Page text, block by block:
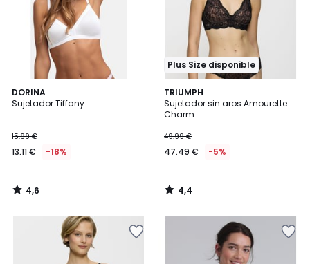
DORINA
Sujetador Tiffany
15.99 €
13.11 € -18%
4,6
/ 5
4,6
/
Plus Size disponible
TRIUMPH
Sujetador sin aros Amourette
Charm
49.99 €
47.49 € -5%
4,4
/ 5
4,4
/